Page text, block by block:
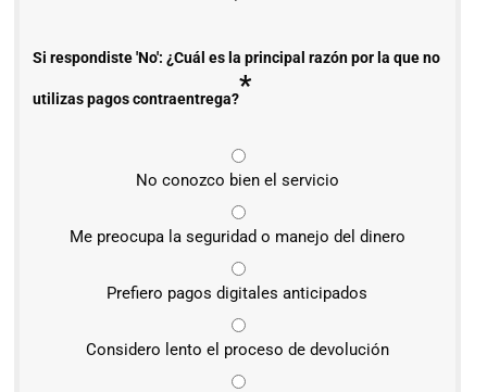
Si respondiste 'No': ¿Cuál es la principal razón por la que no
utilizas pagos contraentrega?*
No conozco bien el servicio
Me preocupa la seguridad o manejo del dinero
Prefiero pagos digitales anticipados
Considero lento el proceso de devolución